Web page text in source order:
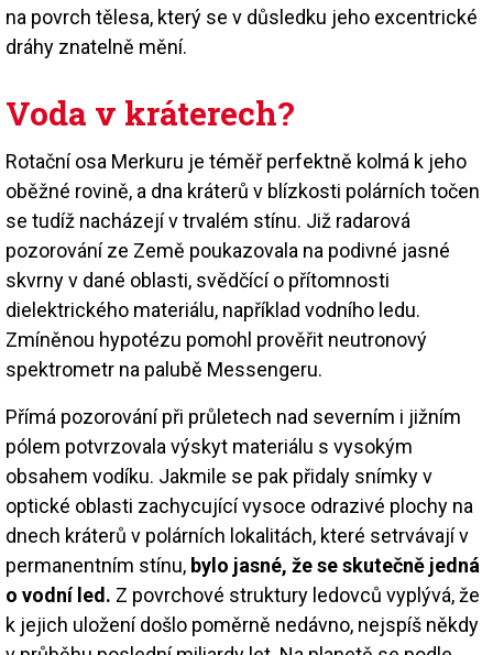
na povrch tělesa, který se v důsledku jeho excentrické
dráhy znatelně mění.
Voda v kráterech?
Rotační osa Merkuru je téměř perfektně kolmá k jeho
oběžné rovině, a dna kráterů v blízkosti polárních točen
se tudíž nacházejí v trvalém stínu. Již radarová
pozorování ze Země poukazovala na podivné jasné
skvrny v dané oblasti, svědčící o přítomnosti
dielektrického materiálu, například vodního ledu.
Zmíněnou hypotézu pomohl prověřit neutronový
spektrometr na palubě Messengeru.
Přímá pozorování při průletech nad severním i jižním
pólem potvrzovala výskyt materiálu s vysokým
obsahem vodíku. Jakmile se pak přidaly snímky v
optické oblasti zachycující vysoce odrazivé plochy na
dnech kráterů v polárních lokalitách, které setrvávají v
permanentním stínu, bylo jasné, že se skutečně jedná
o vodní led. Z povrchové struktury ledovců vyplývá, že
k jejich uložení došlo poměrně nedávno, nejspíš někdy